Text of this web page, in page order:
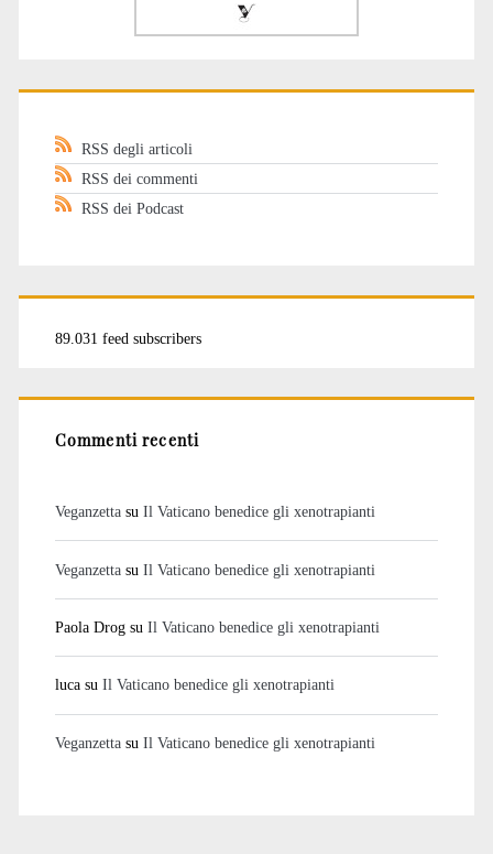
RSS degli articoli
RSS dei commenti
RSS dei Podcast
89.031 feed subscribers
Commenti recenti
Veganzettasu Il Vaticano benedice gli xenotrapianti
Veganzettasu Il Vaticano benedice gli xenotrapianti
Paola Drogsu Il Vaticano benedice gli xenotrapianti
lucasu Il Vaticano benedice gli xenotrapianti
Veganzettasu Il Vaticano benedice gli xenotrapianti